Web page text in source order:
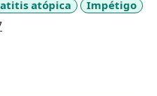
atópica
Impétigo
a11y_sr_more_diseases